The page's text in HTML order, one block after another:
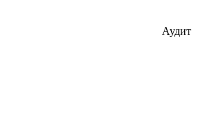
Аудит